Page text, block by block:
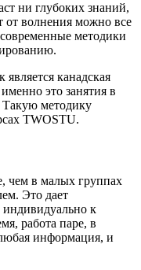
ни глубоких знаний,
волнения можно все
методики
канадская
это занятия в
Такую методику
TWOSTU.
чем в малых группах
Это дает
к
работа паре, в
информация, и